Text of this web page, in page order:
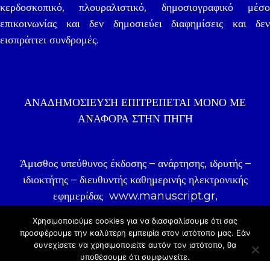
κερδοσκοπικό, πλουραλιστικό, δημοσιογραφικό μέσο
επικοινωνίας και δεν δημοσιεύει διαφημίσεις και δεν
εισπράττει συνδρομές.
ΑΝΑΔΗΜΟΣΊΕΥΣΗ ΕΠΙΤΡΈΠΕΤΑΙ ΜΌΝΟ ΜΕ
ΑΝΑΦΟΡΑ ΣΤΗΝ ΠΗΓΉ
Άμισθος υπεύθυνος έκδοσης – ανάρτησης, ιδρυτής –
ιδιοκτήτης – διευθυντής καθημερινής ηλεκτρονικής
εφημερίδας www.manuscript.gr,
© 2020 |COSMOTE NewSite4U
Χρησιμοποιούμε cookies για να διασφαλίσουμε ότι σας
προσφέρουμε την καλύτερη εμπειρία στον ιστότοπo μας. Εάν
συνεχίσετε να χρησιμοποιείτε αυτόν τον ιστότοπο, θα
υποθέσουμε ότι συμφωνείτε.